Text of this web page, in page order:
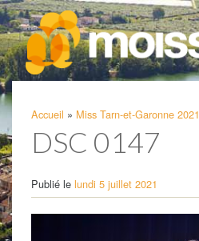
Accueil » Miss Tarn-et-Garonne 2021
DSC 0147
Publié le lundi 5 juillet 2021